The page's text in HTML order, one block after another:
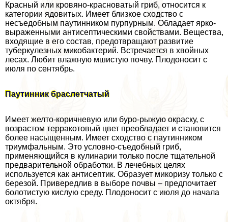
Красный или кровяно-красноватый гриб, относится к
категории ядовитых. Имеет близкое сходство с
несъедобным паутинником пурпурным. Обладает ярко-
выраженными антисептическими свойствами. Вещества,
входящие в его состав, предотвращают развитие
туберкулезных микобактерий. Встречается в хвойных
лесах. Любит влажную мшистую почву. Плодоносит с
июля по сентябрь.
Паутинник браслетчатый
Имеет желто-коричневую или буро-рыжую окраску, с
возрастом терpaкотовый цвет преобладает и становится
более насыщенным. Имеет сходство с паутинником
триумфальным. Это условно-съедобный гриб,
применяющийся в кулинарии только после тщательной
предварительной обработки. В лечебных целях
используется как антисептик. Образует микоризу только с
березой. Привередлив в выборе почвы – предпочитает
болотистую кислую среду. Плодоносит с июля до начала
октября.